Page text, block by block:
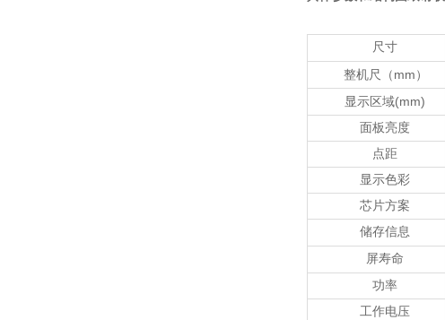
尺寸
整机尺（ mm ）
显示区域(mm)
面板亮度
点距
显示色彩
芯片方案
储存信息
屏寿命
功率
工作电压